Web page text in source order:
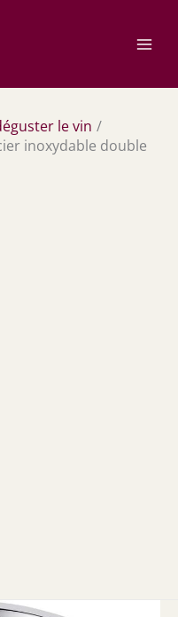
le vin
inoxydable double